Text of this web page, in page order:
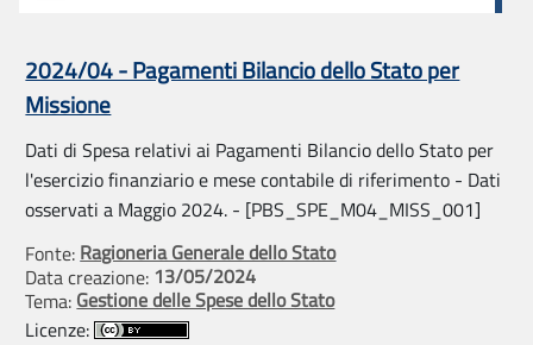
2024/04 - Pagamenti Bilancio dello Stato per
Missione
Dati di Spesa relativi ai Pagamenti Bilancio dello Stato per
l'esercizio finanziario e mese contabile di riferimento - Dati
osservati a Maggio 2024. - [PBS_SPE_M04_MISS_001]
Fonte: Ragioneria Generale dello Stato
Data creazione: 13/05/2024
Tema: Gestione delle Spese dello Stato
Licenze: